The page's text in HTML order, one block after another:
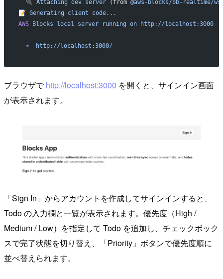
  🔌
Attaching dev server (from @aws-blocks/bb-realtime/
📝 Generating client code...
AWS Blocks local server running on http://localhost:3000
  ➜
  http://localhost:3000/
ブラウザでhttp://localhost:3000 を開くと、サインイン画面
が表示されます。
「Sign In」からアカウントを作成してサインインすると、
Todo の入力欄と一覧が表示されます。優先度（High /
Medium / Low）を指定して Todo を追加し、チェックボック
スで完了状態を切り替え、「Priority」ボタンで優先度順に
並べ替えられます。